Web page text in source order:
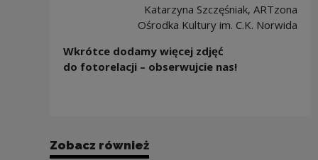
Katarzyna Szczęśniak, ARTzona
Ośrodka Kultury im. C.K. Norwida
Wkrótce dodamy więcej zdjęć
do fotorelacji – obserwujcie nas!
Zobacz również